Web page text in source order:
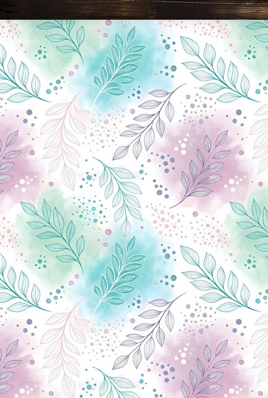
Новини Чернігова, Чернігівські новини, Чернігівський формат, новини Чернігова, події в Чернігові: політика, економіка, аналітика, культура, відеоновини, екологія, спортивний Чернігів, туризм, Чернігів